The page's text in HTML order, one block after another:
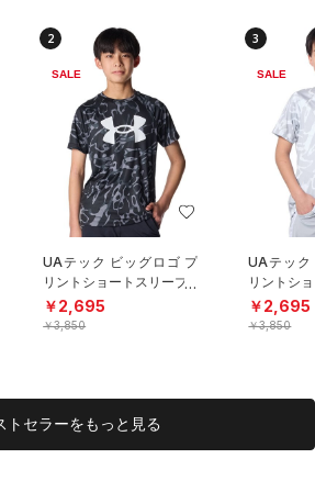
2
SALE
UAテック ビッグロゴ プ
リントショートスリーブT
シャツ（トレーニング/B
OYS）
￥2,695
￥3,850
3
SALE
UAテック
リントシ
シャツ（
OYS）
￥2,695
￥3,850
トセラーをもっと見る